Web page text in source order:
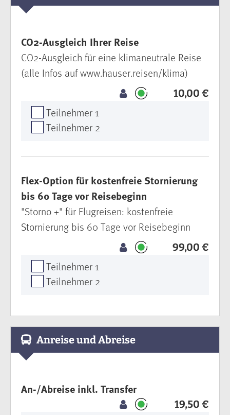
CO2-Ausgleich Ihrer Reise
10,00 €
CO2-Ausgleich für eine klimaneutrale Reise
(alle Infos auf www.hauser.reisen/klima)
Teilnehmer 1
Teilnehmer 2
Flex-Option für kostenfreie Stornierung
bis 60 Tage vor Reisebeginn
99,00 €
"Storno +" für Flugreisen: kostenfreie
Stornierung bis 60 Tage vor Reisebeginn
Teilnehmer 1
Teilnehmer 2
Anreise und Abreise
An-/Abreise inkl. Transfer
19,50 €